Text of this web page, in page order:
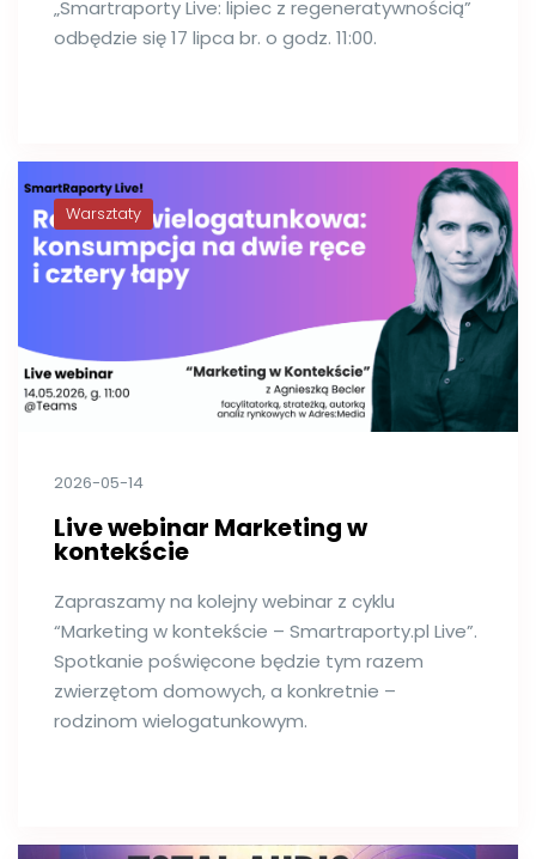
„Smartraporty Live: lipiec z regeneratywnością”
odbędzie się 17 lipca br. o godz. 11:00.
Warsztaty
2026-05-14
Live webinar Marketing w
kontekście
Zapraszamy na kolejny webinar z cyklu
“Marketing w kontekście – Smartraporty.pl Live”.
Spotkanie poświęcone będzie tym razem
zwierzętom domowych, a konkretnie –
rodzinom wielogatunkowym.